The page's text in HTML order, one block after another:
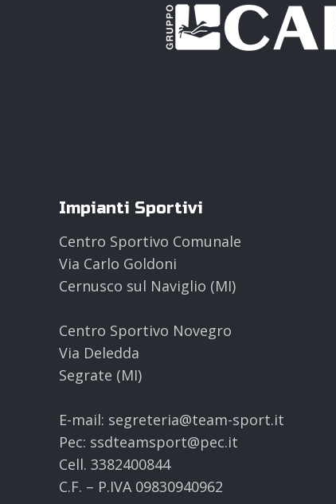
Impianti Sportivi
Centro Sportivo Comunale
Via Carlo Goldoni
Cernusco sul Naviglio (MI)
Centro Sportivo Novegro
Via Deledda
Segrate (MI)
E-mail: segreteria@team-sport.it
Pec: ssdteamsport@pec.it
Cell. 3382400844
C.F. – P.IVA 09830940962